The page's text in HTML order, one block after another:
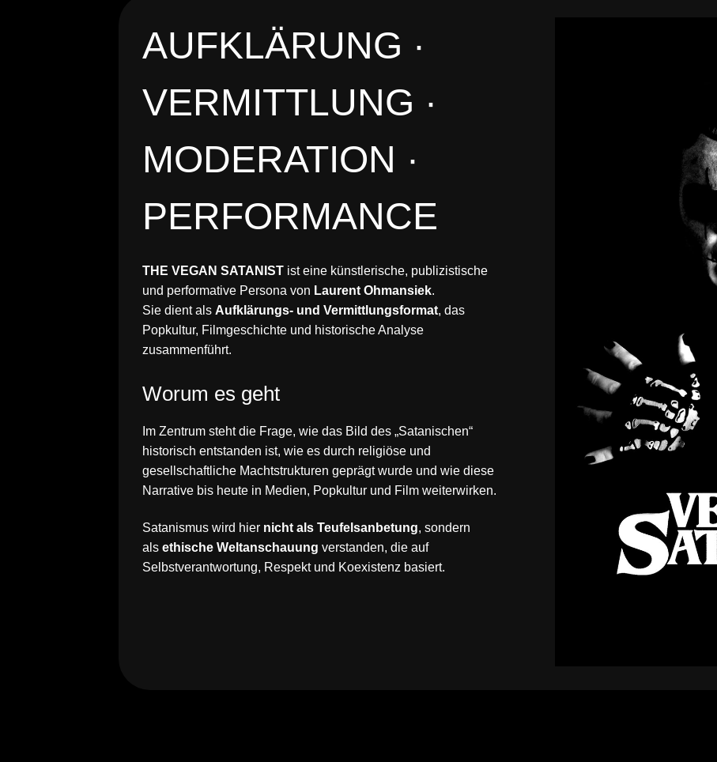
AUFKLÄRUNG ·
VERMITTLUNG ·
MODERATION ·
PERFORMANCE
THE VEGAN SATANIST ist eine künstlerische, publizistische
und performative Persona von Laurent Ohmansiek.
Sie dient als Aufklärungs- und Vermittlungsformat, das
Popkultur, Filmgeschichte und historische Analyse
zusammenführt.
Worum es geht
Im Zentrum steht die Frage, wie das Bild des „Satanischen“
historisch entstanden ist, wie es durch religiöse und
gesellschaftliche Machtstrukturen geprägt wurde und wie diese
Narrative bis heute in Medien, Popkultur und Film weiterwirken.
Satanismus wird hier nicht als Teufelsanbetung, sondern
als ethische Weltanschauung verstanden, die auf
Selbstverantwortung, Respekt und Koexistenz basiert.